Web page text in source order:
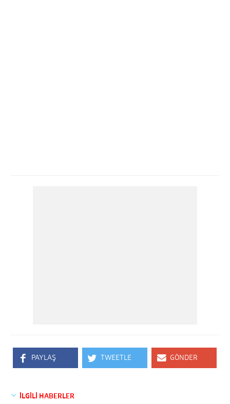
PAYLAŞ TWEETLE GÖNDER
İLGİLİ HABERLER